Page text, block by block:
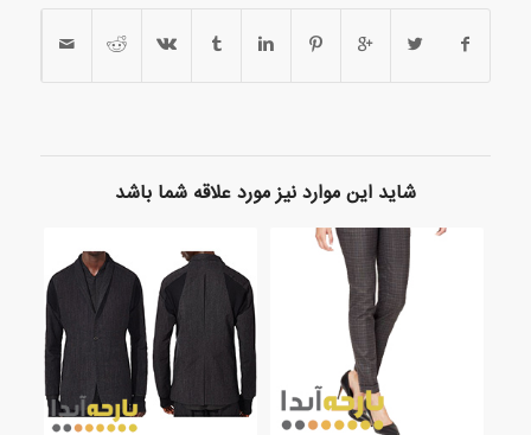
شاید این موارد نیز مورد علاقه شما باشد